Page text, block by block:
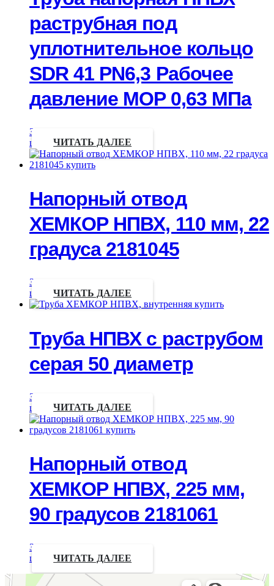
раструбная под
уплотнительное кольцо
SDR 41 PN6,3 Рабочее
давление MOP 0,63 МПа
Запрос
цены
ЧИТАТЬ ДАЛЕЕ
Напорный отвод
ХЕМКОР НПВХ, 110 мм, 22
градуса 2181045
Запрос
цены
ЧИТАТЬ ДАЛЕЕ
Труба НПВХ с раструбом
серая 50 диаметр
Запрос
цены
ЧИТАТЬ ДАЛЕЕ
Напорный отвод
ХЕМКОР НПВХ, 225 мм,
90 градусов 2181061
Запрос
цены
ЧИТАТЬ ДАЛЕЕ